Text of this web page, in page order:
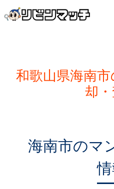
和歌山県海南
却
海南市のマ